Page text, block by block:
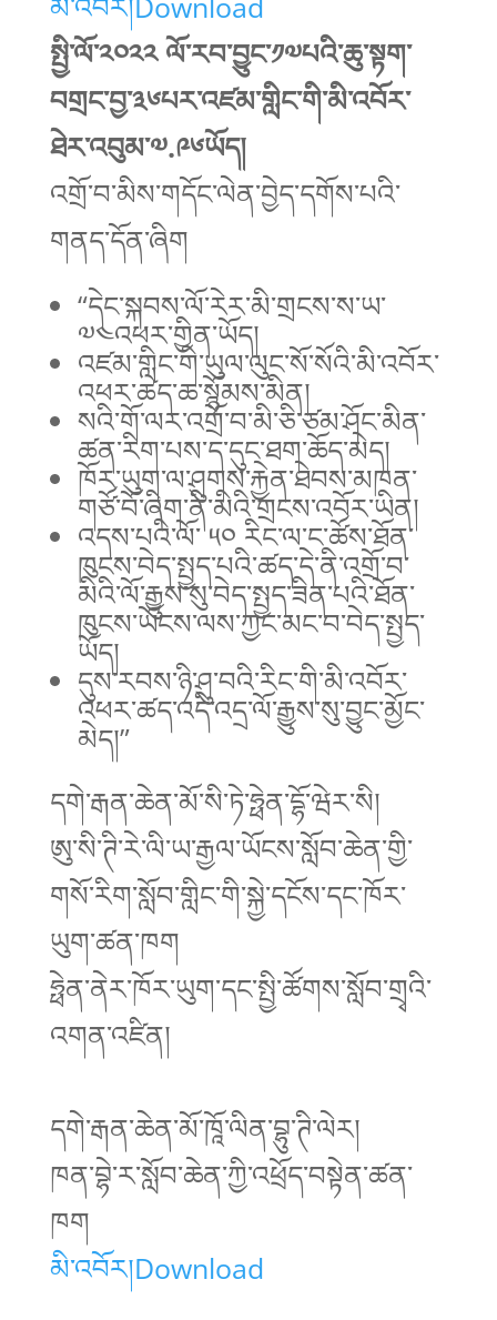
སྤྱི་ལོ་༢༠༢༢ ལོ་རབ་བྱུང་༡༧པའི་ཆུ་སྟག་
བགྲང་བྱ་༣༦པར་འཛམ་གླིང་གི་མི་འབོར་
ཐེར་འབུམ་༧.༩༦ཡོད།
འགྲོ་བ་མིས་གདོང་ལེན་བྱེད་དགོས་པའི་
གནད་དོན་ཞིག
“དེང་སྐབས་ལོ་རེར་མི་གྲངས་ས་ཡ་
༧༤འཕར་གྱིན་ཡོད།
འཛམ་གླིང་གི་ཡུལ་ལུང་སོ་སོའི་མི་འབོར་
འཕར་ཚད་ཆ་སྙོམས་མིན།
སའི་གོ་ལར་འགྲོ་བ་མི་ཅི་ཙམ་ཤོང་མིན་
ཚན་རིག་པས་ད་དུང་ཐག་ཆོད་མེད།
ཁོར་ཡུག་ལ་ཤུགས་རྐྱེན་ཐེབས་མཁན་
གཙོ་བོ་ཞིག་ནི་མིའི་གྲངས་འབོར་ཡིན།
འདས་པའི་ལོ་ ༥༠ རིང་ལ་ང་ཚོས་ཐོན་
ཁུངས་བེད་སྤྱད་པའི་ཚད་དེ་ནི་འགྲོ་བ་
མིའི་ལོ་རྒྱུས་སུ་བེད་སྤྱད་ཟིན་པའི་ཐོན་
ཁུངས་ཡོངས་ལས་ཀྱང་མང་བ་བེད་སྤྱད་
ཡོད།
དུས་རབས་ཉི་ཤུ་བའི་རིང་གི་མི་འབོར་
འཕར་ཚད་འདི་འདྲ་ལོ་རྒྱུས་སུ་བྱུང་མྱོང་
མེད།”
དགེ་རྒན་ཆེན་མོ་སི་ཏེ་ཧྥེན་དྷོ་ཝེར་སི།
ཨུ་སི་ཊི་རེ་ལི་ཡ་རྒྱལ་ཡོངས་སློབ་ཆེན་གྱི་
གསོ་རིག་སློབ་གླིང་གི་སྐྱེ་དངོས་དང་ཁོར་
ཡུག་ཚན་ཁག
ཧྥེན་ནེར་ཁོར་ཡུག་དང་སྤྱི་ཚོགས་སློབ་གྲྭའི་
འགན་འཛིན།
དགེ་རྒན་ཆེན་མོ་ཁཱོ་ལིན་བྷུ་ཊི་ལེར།
ཁན་བྷེ་ར་སློབ་ཆེན་ཀྱི་འཕྲོད་བསྟེན་ཚན་
ཁག
མི་འབོར།Download